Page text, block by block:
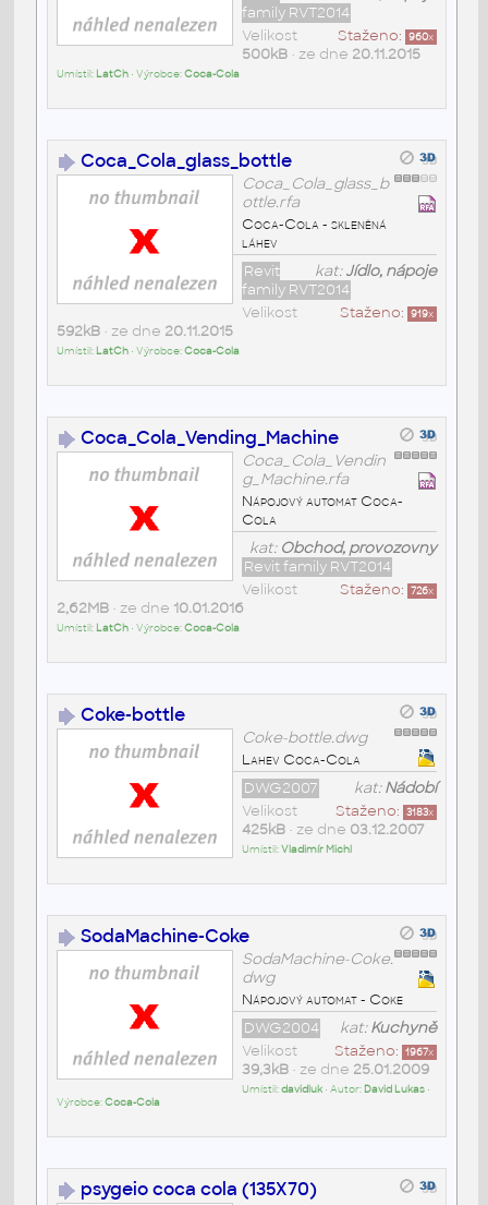
family RVT2014
Staženo: 960x
Velikost
500kB• ze dne 20.11.2015
Umístil: LatCh• Výrobce:Coca-Cola
Coca_Cola_glass_bottle
Coca_Cola_glass_b
ottle.rfa
Coca-Cola - skleněná
láhev
kat:Jídlo, nápoje
Revit
family RVT2014
Staženo: 919x
Velikost
592kB• ze dne 20.11.2015
Umístil: LatCh• Výrobce:Coca-Cola
Coca_Cola_Vending_Machine
Coca_Cola_Vendin
g_Machine.rfa
Nápojový automat Coca-
Cola
kat: Obchod, provozovny
Revit family RVT2014
Staženo: 726x
Velikost
2,62MB• ze dne 10.01.2016
Umístil: LatCh• Výrobce:Coca-Cola
Coke-bottle
Coke-bottle.dwg
Lahev Coca-Cola
kat:Nádobí
DWG2007
Staženo: 3183x
Velikost
425kB• ze dne 03.12.2007
Umístil:Vladimír Michl
SodaMachine-Coke
SodaMachine-Coke.
dwg
Nápojový automat - Coke
kat:Kuchyně
DWG2004
Staženo: 1967x
Velikost
39,3kB• ze dne 25.01.2009
Umístil:davidluk• Autor: David Lukas•
Výrobce:Coca-Cola
psygeio coca cola (135X70)